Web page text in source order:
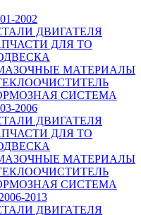
2002
ДВИГАТЕЛЯ
ДЛЯ ТО
МАТЕРИАЛЫ
СИСТЕМА
2006
ДВИГАТЕЛЯ
ДЛЯ ТО
МАТЕРИАЛЫ
СИСТЕМА
2013
ДВИГАТЕЛЯ